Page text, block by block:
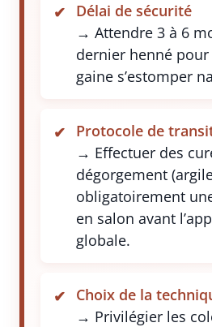
Délai de sécurité
→ Attendre 3 à 6
dernier henné
gaine s’estomper
Protocole de
→ Effectuer des
dégorgement
obligatoirement
en salon avant
globale.
Choix de la
→ Privilégier les